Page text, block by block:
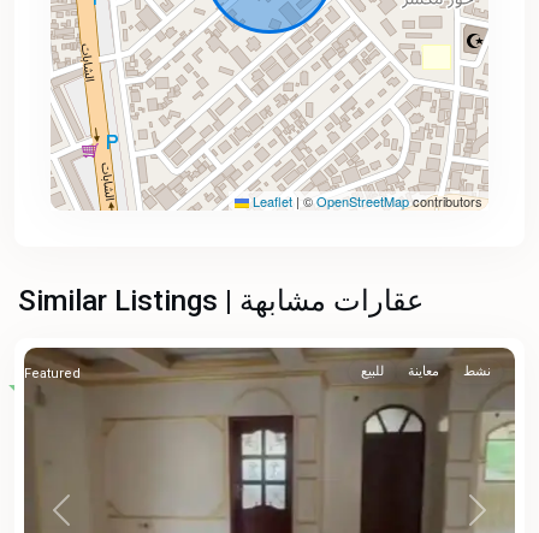
Leaflet | ©OpenStreetMapcontributors
Similar Listings | عقارات مشابهة
Previous Next
للبيع معاينة نشط Featured